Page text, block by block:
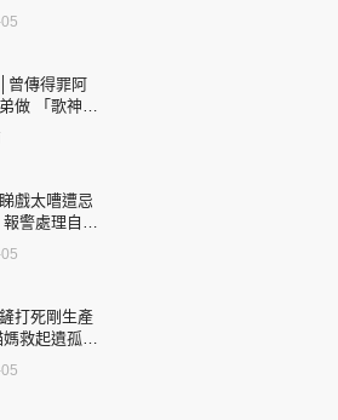
rights reserved.
用途
曾傳得罪阿
做 「歌神」
寫悼念忘友
戲太嘈遭忌
警處理自責
棠陳倩揚齊
責任」
打死剛生產
救起遺孤貓